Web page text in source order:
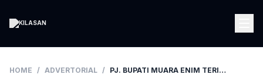
HOME / ADVERTORIAL / PJ. BUPATI MUARA ENIM TERIMA PIN EMAS KAPOLRI PADA PERINGATAN HARI BHAYANGKARA KE-78 POLDA SUMSEL